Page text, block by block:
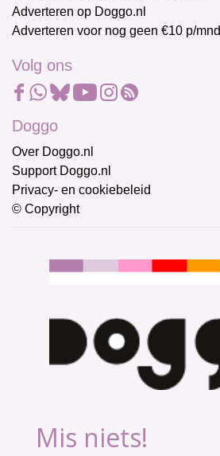
Adverteren op Doggo.nl
Adverteren voor nog geen €10 p/mnd
Volg ons
Doggo
Over Doggo.nl
Support Doggo.nl
Privacy- en cookiebeleid
© Copyright
Mis niets!